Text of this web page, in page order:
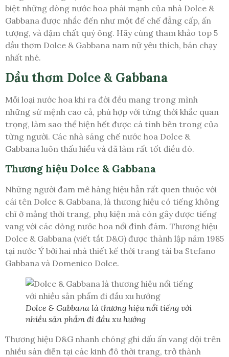
biệt những dòng nước hoa phái mạnh của nhà Dolce &
Gabbana được nhắc đến như một đế chế đẳng cấp, ấn
tượng, và đậm chất quý ông. Hãy cùng tham khảo top 5
dầu thơm Dolce & Gabbana nam nữ yêu thích, bán chạy
nhất nhé.
Dầu thơm Dolce & Gabbana
Mỗi loại nước hoa khi ra đời đều mang trong mình
những sứ mệnh cao cả, phù hợp với từng thời khắc quan
trọng, làm sao thể hiện hết được cá tính bên trong của
từng người. Các nhà sáng chế nước hoa Dolce &
Gabbana luôn thấu hiểu và đã làm rất tốt điều đó.
Thương hiệu Dolce & Gabbana
Những người đam mê hàng hiệu hẳn rất quen thuộc với
cái tên Dolce & Gabbana, là thương hiệu có tiếng không
chỉ ở mảng thời trang, phụ kiện mà còn gây được tiếng
vang với các dòng nước hoa nổi đình đám. Thương hiệu
Dolce & Gabbana (viết tắt D&G) được thành lập năm 1985
tại nước Ý bởi hai nhà thiết kế thời trang tài ba Stefano
Gabbana và Domenico Dolce.
Dolce & Gabbana là thương hiệu nổi tiếng với
nhiều sản phẩm đi đầu xu hướng
Thương hiệu D&G nhanh chóng ghi dấu ấn vang dội trên
nhiều sàn diễn tại các kinh đô thời trang, trở thành